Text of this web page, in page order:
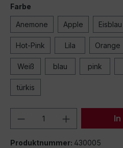
Farbe
Anemone Apple Eisblau
Hot-Pink Lila Orange
Weiß blau pink
türkis
Produkt Anzahl:
Produktnummer: 430005